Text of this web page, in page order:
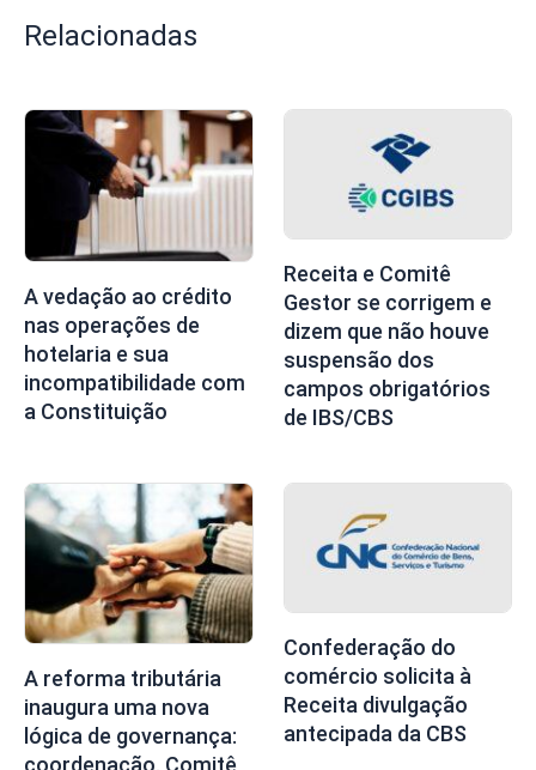
Relacionadas
A vedação ao crédito
nas operações de
hotelaria e sua
incompatibilidade com
a Constituição
Receita e Comitê
Gestor se corrigem e
dizem que não houve
suspensão dos
campos obrigatórios
de IBS/CBS
A reforma tributária
inaugura uma nova
lógica de governança:
Confederação do
comércio solicita à
Receita divulgação
antecipada da CBS